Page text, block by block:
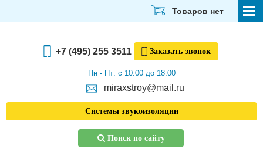
ОТДЕЛОЧНЫЕ МАТЕРИАЛЫ
ЭЛЕКТРИКА И ОСВЕЩЕНИЕ
Товаров нет
+7 (495) 255 3511 Заказать звонок
Пн - Пт: с 10:00 до 18:00
miraxstroy@mail.ru
Системы звукоизоляции
Поиск по сайту